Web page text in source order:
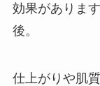
効果がありま
後。
仕上がりや肌